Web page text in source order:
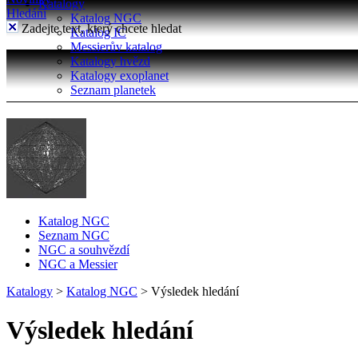
Katalogy
Katalog NGC
Katalog IC
Messierův katalog
Katalogy hvězd
Katalogy exoplanet
Seznam planetek
Hledání
Zadejte text, který chcete hledat
Katalog NGC
Seznam NGC
NGC a souhvězdí
NGC a Messier
Katalogy > Katalog NGC > Výsledek hledání
Výsledek hledání